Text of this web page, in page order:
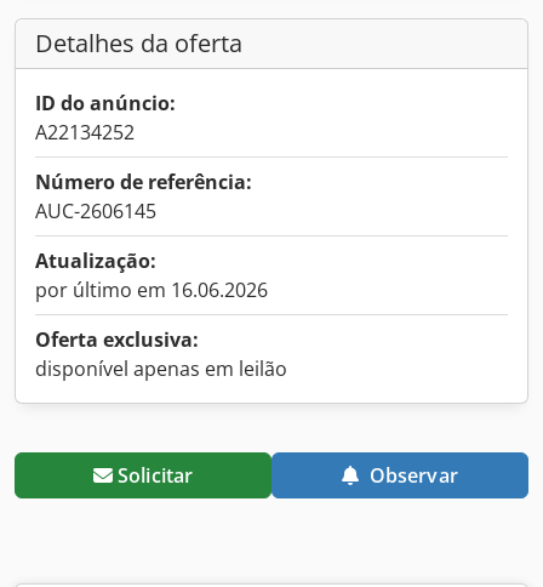
Detalhes da oferta
ID do anúncio:
A22134252
Número de referência:
AUC-2606145
Atualização:
por último em 16.06.2026
Oferta exclusiva:
disponível apenas em leilão
Solicitar Observar